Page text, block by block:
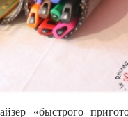
«быстрого